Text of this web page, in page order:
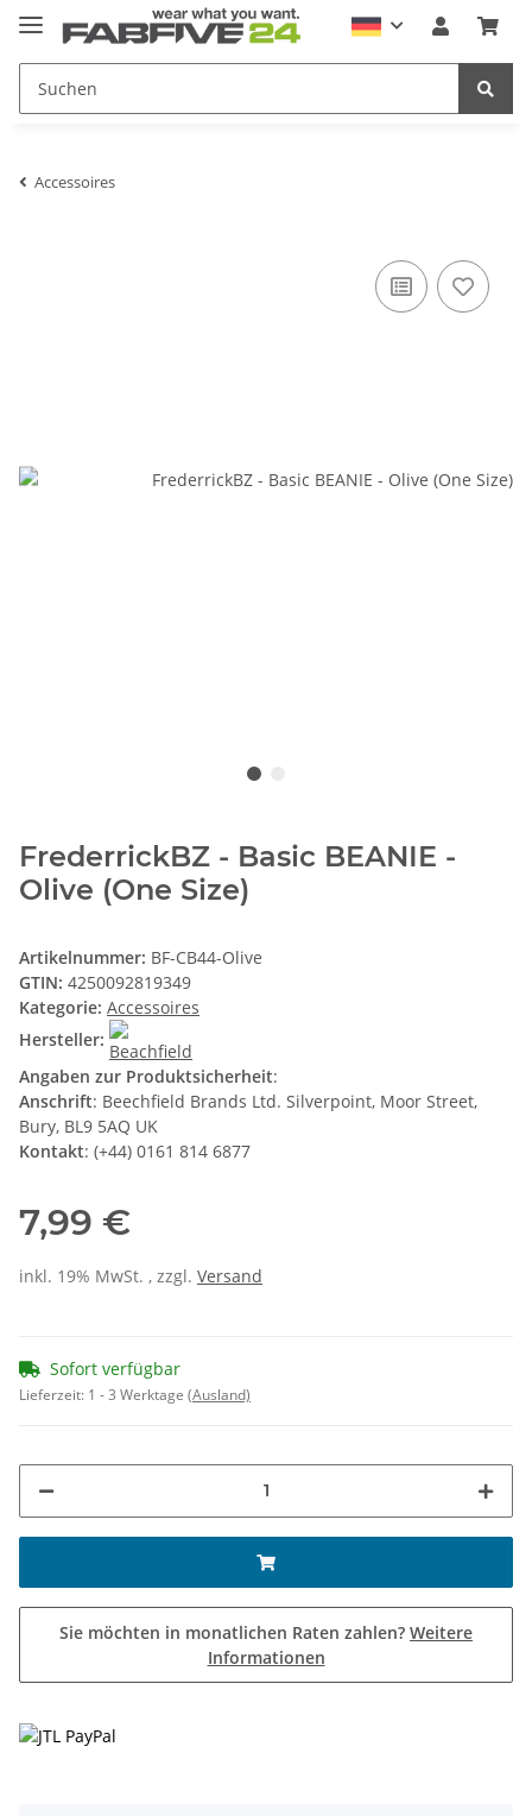
Accessoires
FrederrickBZ - Basic BEANIE -
Olive (One Size)
Artikelnummer: BF-CB44-Olive
GTIN: 4250092819349
Kategorie: Accessoires
Hersteller:
Angaben zur Produktsicherheit:
Anschrift: Beechfield Brands Ltd. Silverpoint, Moor Street,
Bury, BL9 5AQ UK
Kontakt: (+44) 0161 814 6877
7,99 €
inkl. 19% MwSt. , zzgl. Versand
Sofort verfügbar
Lieferzeit: 1 - 3 Werktage (Ausland)
Sie möchten in monatlichen Raten zahlen? Weitere
Informationen